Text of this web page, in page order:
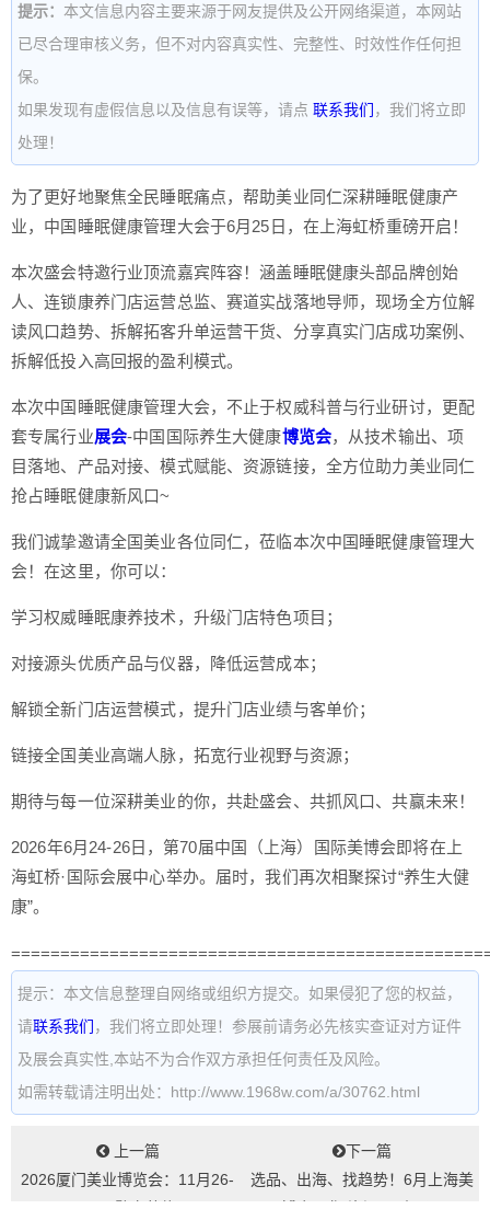
提示： 本文信息内容主要来源于网友提供及公开网络渠道，本网站
已尽合理审核义务，但不对内容真实性、完整性、时效性作任何担
保。
如果发现有虚假信息以及信息有误等，请点 联系我们 ，我们将立即
处理！
为了更好地聚焦全民睡眠痛点，帮助美业同仁深耕睡眠健康产
业，中国睡眠健康管理大会于6月25日，在上海虹桥重磅开启！
本次盛会特邀行业顶流嘉宾阵容！涵盖睡眠健康头部品牌创始
人、连锁康养门店运营总监、赛道实战落地导师，现场全方位解
读风口趋势、拆解拓客升单运营干货、分享真实门店成功案例、
拆解低投入高回报的盈利模式。
本次中国睡眠健康管理大会，不止于权威科普与行业研讨，更配
套专属行业展会-中国国际养生大健康博览会，从技术输出、项
目落地、产品对接、模式赋能、资源链接，全方位助力美业同仁
抢占睡眠健康新风口~
我们诚挚邀请全国美业各位同仁，莅临本次中国睡眠健康管理大
会！在这里，你可以：
学习权威睡眠康养技术，升级门店特色项目；
对接源头优质产品与仪器，降低运营成本；
解锁全新门店运营模式，提升门店业绩与客单价；
链接全国美业高端人脉，拓宽行业视野与资源；
期待与每一位深耕美业的你，共赴盛会、共抓风口、共赢未来！
2026年6月24-26日，第70届中国（上海）国际美博会即将在上
海虹桥·国际会展中心举办。届时，我们再次相聚探讨“养生大健
康”。
提示：本文信息整理自网络或组织方提交。如果侵犯了您的权益，
请联系我们 ，我们将立即处理！参展前请务必先核实查证对方证件
及展会真实性,本站不为合作双方承担任何责任及风险。
如需转载请注明出处：http://www.1968w.com/a/30762.html
上一篇
2026厦门美业博览会：11月26-
下一篇
选品、出海、找趋势！6月上海美